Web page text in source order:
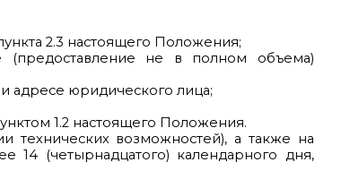
2.3 настоящего Положения;
(предоставление не в полном объема)
адресе юридического лица;
1.2 настоящего Положения.
технических возможностей), а также на
14 (четырнадцатого) календарного дня,